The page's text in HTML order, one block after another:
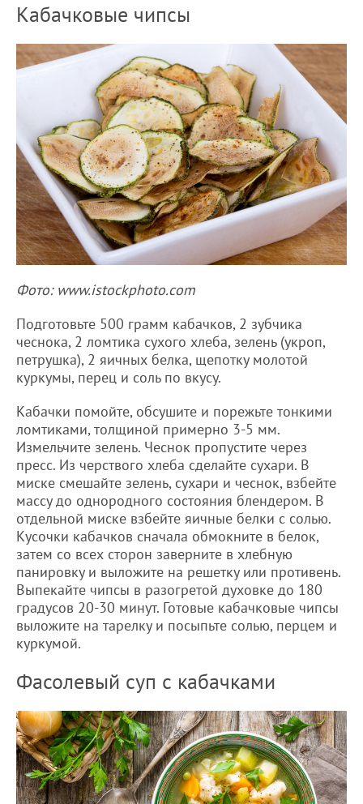
Кабачковые чипсы
Фото: www.istockphoto.com
Подготовьте 500 грамм кабачков, 2 зубчика
чеснока, 2 ломтика сухого хлеба, зелень (укроп,
петрушка), 2 яичных белка, щепотку молотой
куркумы, перец и соль по вкусу.
Кабачки помойте, обсушите и порежьте тонкими
ломтиками, толщиной примерно 3-5 мм.
Измельчите зелень. Чеснок пропустите через
пресс. Из черствого хлеба сделайте сухари. В
миске смешайте зелень, сухари и чеснок, взбейте
массу до однородного состояния блендером. В
отдельной миске взбейте яичные белки с солью.
Кусочки кабачков сначала обмокните в белок,
затем со всех сторон заверните в хлебную
панировку и выложите на решетку или противень.
Выпекайте чипсы в разогретой духовке до 180
градусов 20-30 минут. Готовые кабачковые чипсы
выложите на тарелку и посыпьте солью, перцем и
куркумой.
Фасолевый суп с кабачками